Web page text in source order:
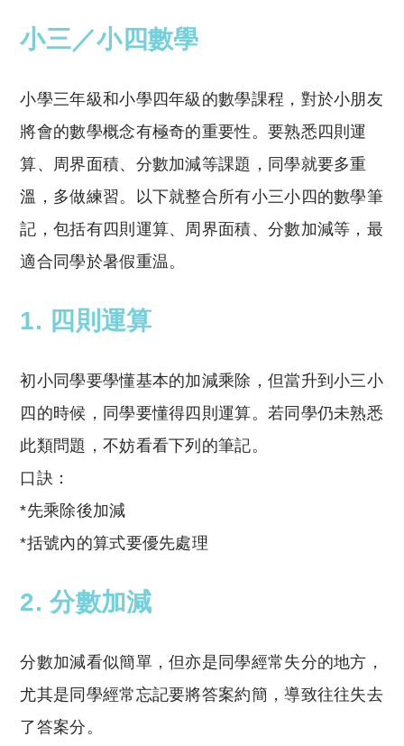
小三／小四數學
小學三年級和小學四年級的數學課程，對於小朋友
將會的數學概念有極奇的重要性。要熟悉四則運
算、周界面積、分數加減等課題，同學就要多重
溫，多做練習。以下就整合所有小三小四的數學筆
記，包括有四則運算、周界面積、分數加減等，最
適合同學於暑假重温。
1. 四則運算
初小同學要學懂基本的加減乘除，但當升到小三小
四的時候，同學要懂得四則運算。若同學仍未熟悉
此類問題，不妨看看下列的筆記。
口訣：
*先乘除後加減
*括號內的算式要優先處理
2. 分數加減
分數加減看似簡單，但亦是同學經常失分的地方，
尤其是同學經常忘記要將答案約簡，導致往往失去
了答案分。